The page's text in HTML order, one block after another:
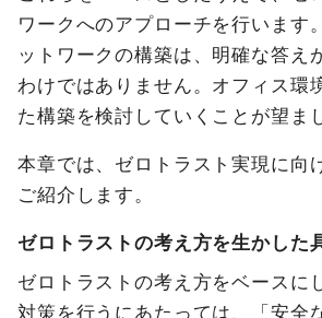
ワークへのアプローチを行います
ットワークの構築は、明確な答え
わけではありません。オフィス環
た構築を検討していくことが望ま
本章では、ゼロトラスト実現に向
ご紹介します。
ゼロトラストの考え方を生かした
ゼロトラストの考え方をベースに
対策を行うにあたっては、「安全